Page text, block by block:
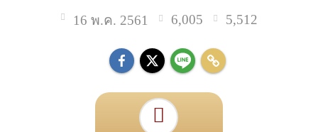
16 พ.ค. 2561 6,005 5,512